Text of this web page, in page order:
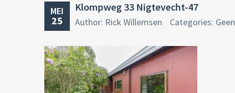
MEI
25
Klompweg 33 Nigtevecht-47
Author: Rick Willemsen Categories: Geen